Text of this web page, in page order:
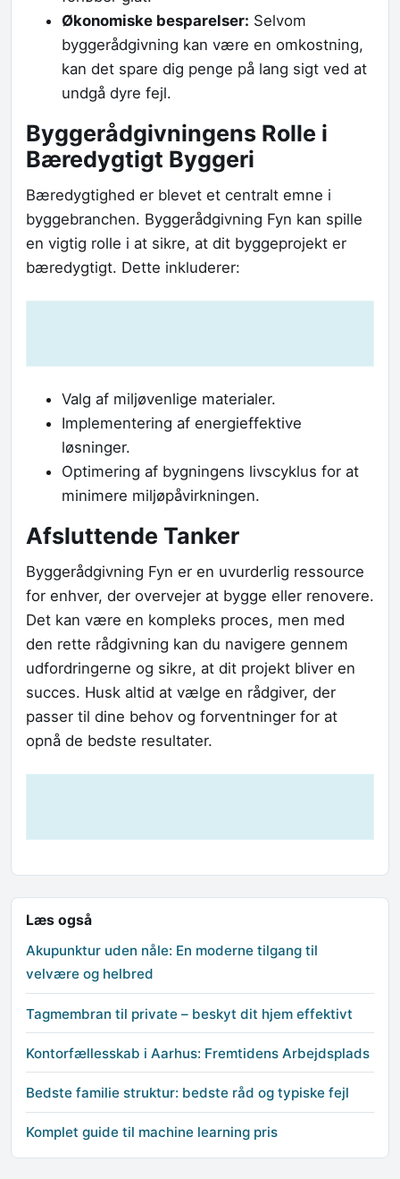
Økonomiske besparelser: Selvom
byggerådgivning kan være en omkostning,
kan det spare dig penge på lang sigt ved at
undgå dyre fejl.
Byggerådgivningens Rolle i
Bæredygtigt Byggeri
Bæredygtighed er blevet et centralt emne i
byggebranchen. Byggerådgivning Fyn kan spille
en vigtig rolle i at sikre, at dit byggeprojekt er
bæredygtigt. Dette inkluderer:
Valg af miljøvenlige materialer.
Implementering af energieffektive
løsninger.
Optimering af bygningens livscyklus for at
minimere miljøpåvirkningen.
Afsluttende Tanker
Byggerådgivning Fyn er en uvurderlig ressource
for enhver, der overvejer at bygge eller renovere.
Det kan være en kompleks proces, men med
den rette rådgivning kan du navigere gennem
udfordringerne og sikre, at dit projekt bliver en
succes. Husk altid at vælge en rådgiver, der
passer til dine behov og forventninger for at
opnå de bedste resultater.
Læs også
Akupunktur uden nåle: En moderne tilgang til
velvære og helbred
Tagmembran til private – beskyt dit hjem effektivt
Kontorfællesskab i Aarhus: Fremtidens Arbejdsplads
Bedste familie struktur: bedste råd og typiske fejl
Komplet guide til machine learning pris